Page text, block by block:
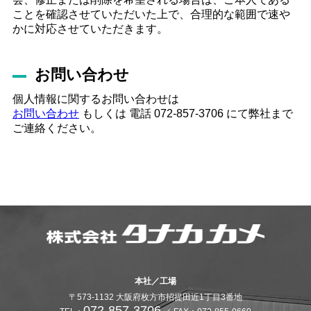
ことを確認させていただいた上で、合理的な範囲で速や
かに対応させていただきます。
お問い合わせ
個人情報に関するお問い合わせは
お問い合わせもしくは 電話 072-857-3706 にて弊社まで
ご連絡ください。
本社／工場
〒573-1132 大阪府枚方市招提田近1丁目3番地